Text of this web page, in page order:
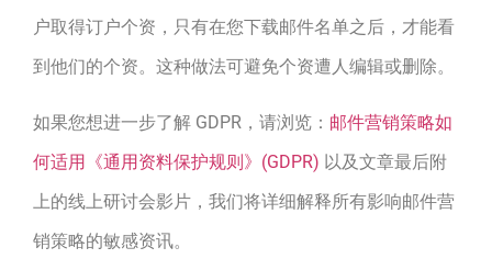
户取得订户个资，只有在您下载邮件名单之后，才能看
到他们的个资。这种做法可避免个资遭人编辑或删除。
如果您想进一步了解 GDPR，请浏览： 邮件营销策略如
何适用《通用资料保护规则》(GDPR) 以及文章最后附
上的线上研讨会影片，我们将详细解释所有影响邮件营
销策略的敏感资讯。